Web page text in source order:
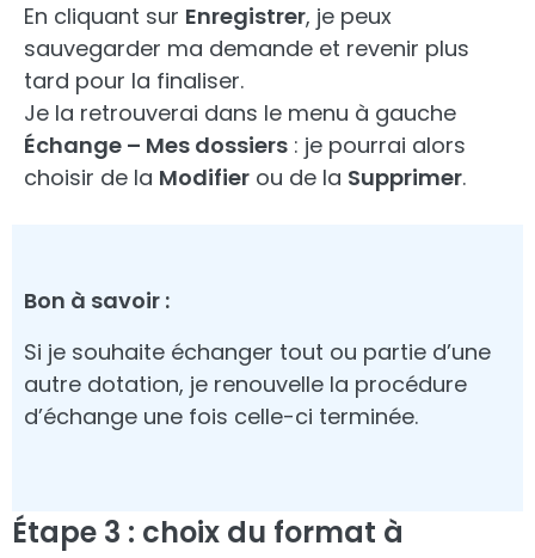
En cliquant sur Enregistrer, je peux
sauvegarder ma demande et revenir plus
tard pour la finaliser.
Je la retrouverai dans le menu à gauche
Échange – Mes dossiers : je pourrai alors
choisir de la Modifier ou de la Supprimer.
Bon à savoir :
Si je souhaite échanger tout ou partie d’une
autre dotation, je renouvelle la procédure
d’échange une fois celle-ci terminée.
Étape 3 : choix du format à